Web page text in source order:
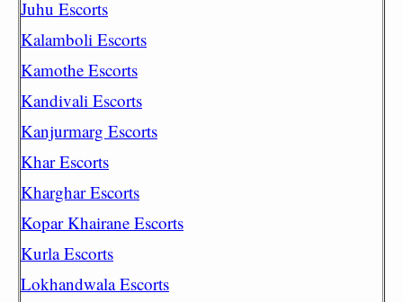
Juhu Escorts
Kalamboli Escorts
Kamothe Escorts
Kandivali Escorts
Kanjurmarg Escorts
Khar Escorts
Kharghar Escorts
Kopar Khairane Escorts
Kurla Escorts
Lokhandwala Escorts